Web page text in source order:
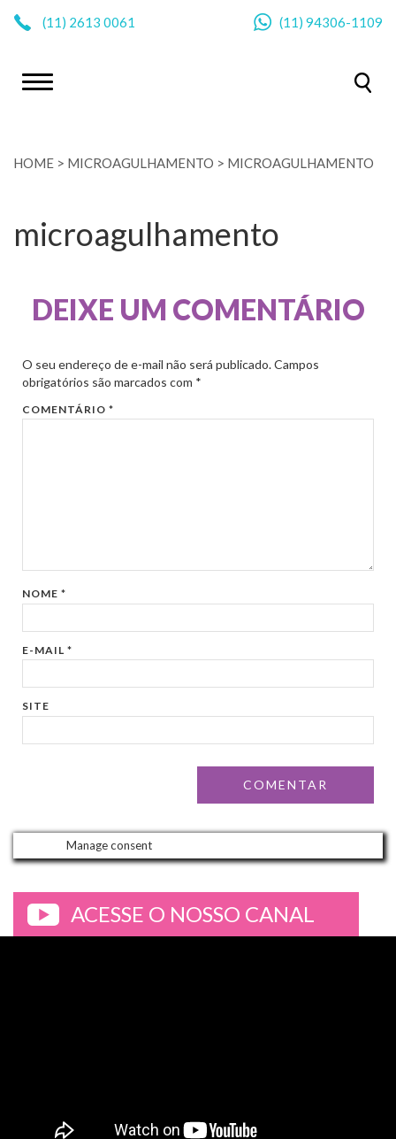
(11) 2613 0061 (11) 94306-1109
HOME > MICROAGULHAMENTO > MICROAGULHAMENTO
microagulhamento
DEIXE UM COMENTÁRIO
O seu endereço de e-mail não será publicado. Campos
obrigatórios são marcados com *
COMENTÁRIO*
NOME*
E-MAIL*
SITE
Manage consent
ACESSE O NOSSO CANAL